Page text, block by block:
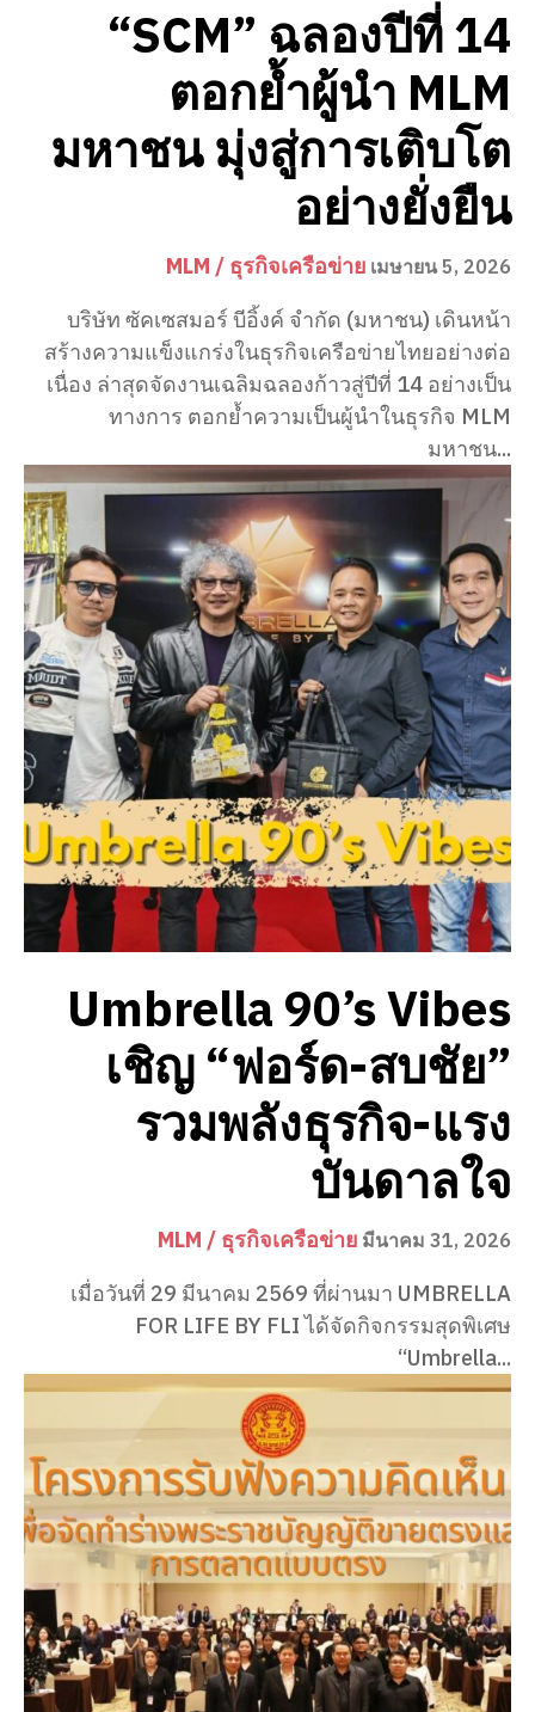
“SCM” ฉลองปีที่ 14
ตอกย้ำผู้นำ MLM
มหาชน มุ่งสู่การเติบโต
อย่างยั่งยืน
MLM / ธุรกิจเครือข่าย เมษายน 5, 2026
บริษัท ซัคเซสมอร์ บีอิ้งค์ จำกัด (มหาชน) เดินหน้า
สร้างความแข็งแกร่งในธุรกิจเครือข่ายไทยอย่างต่อ
เนื่อง ล่าสุดจัดงานเฉลิมฉลองก้าวสู่ปีที่ 14 อย่างเป็น
ทางการ ตอกย้ำความเป็นผู้นำในธุรกิจ MLM
มหาชน...
Umbrella 90’s Vibes
เชิญ “ฟอร์ด-สบชัย”
รวมพลังธุรกิจ-แรง
บันดาลใจ
MLM / ธุรกิจเครือข่าย มีนาคม 31, 2026
เมื่อวันที่ 29 มีนาคม 2569 ที่ผ่านมา UMBRELLA
FOR LIFE BY FLI ได้จัดกิจกรรมสุดพิเศษ
“Umbrella...